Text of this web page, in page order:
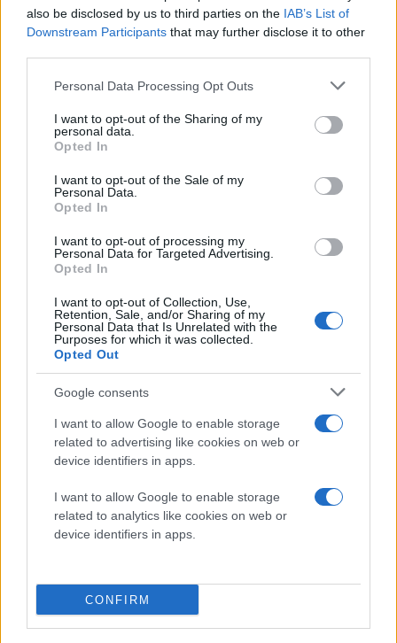
also be disclosed by us to third parties on the IAB’s List of
Downstream Participants that may further disclose it to other
Please note that this website/app uses one or more Google
not limited to your visit or usage behaviour. You may click to
grant or deny consent to Google and its third-party tags to
use your data for below specified purposes in below Google
consent section.
Personal Data Processing Opt Outs
I want to opt-out of the Sharing of my
personal data.
Opted In
I want to opt-out of the Sale of my
Personal Data.
Opted In
I want to opt-out of processing my
Personal Data for Targeted Advertising.
Opted In
I want to opt-out of Collection, Use,
Retention, Sale, and/or Sharing of my
Personal Data that Is Unrelated with the
Purposes for which it was collected.
Opted Out
Google consents
I want to allow Google to enable storage
related to advertising like cookies on web or
device identifiers in apps.
I want to allow Google to enable storage
related to analytics like cookies on web or
device identifiers in apps.
CONFIRM
Διαβάστε περισσότερα
Μέση Ανατολή:
στον Κόλπο του Ομάν
ναυτικοί
Μέση Ανατολή
Κυριακή 09 Αυγ 2026, 19:15
Τραμπ: «Καμπανάκι» οι
δημοσκοπήσεις που τον
έδαφος σε οικονομία
και εθνική ασφάλεια
Η τελευταία
δημοσκόπηση
πως το 37% θεωρεί πλέον
ότι οι Δημοκρατικοί